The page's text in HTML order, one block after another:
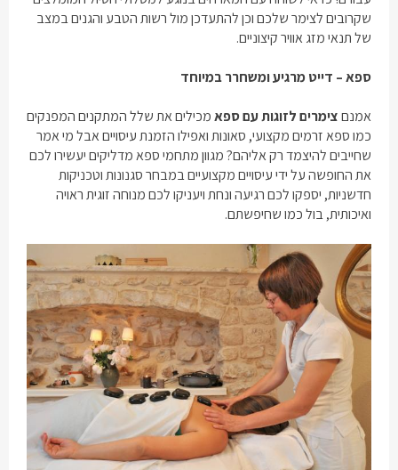
שקרובים לצימר שלכם וכן להתעדכן מול רשות הטבע והגנים במצב
של תנאי מזג אוויר קיצוניים.
ספא – דייט מרגיע ומשחרר במיוחד
אמנםצימרים לזוגות עם ספאמכילים את שלל המתקנים המפנקים
כמו ספא זרמים מקצועי, סאונות ואפילו הזמנת עיסויים אבל מי אמר
שחייבים להיצמד רק אליהם? מגוון מתחמי ספא מדליקים יעשירו לכם
את החופשה על ידי עיסויים מקצועיים במבחר סגנונות וטכניקות
חדשניות, יספקו לכם רגיעה ונחת ויעניקו לכם מנוחה זוגית ראויה
ואיכותית, בול כמו שחיפשתם.